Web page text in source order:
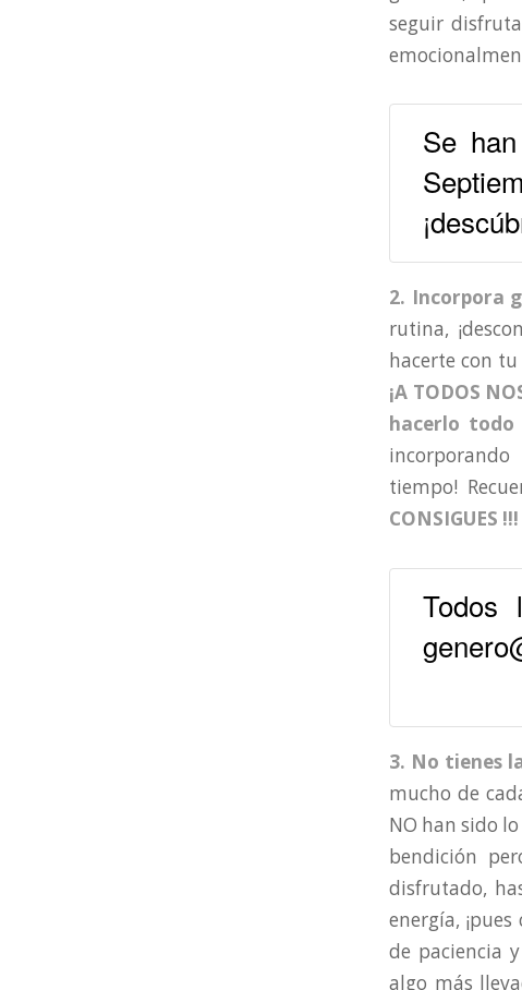
seguir
Se
2. Incorpora
rutina,
hacerte con
¡A TODOS
hacerlo
tiempo!
CONSIGUES !!!
Todos
3. No tienes
mucho de
NO han sido
bendición
disfrutado,
energía,
de paciencia
algo más